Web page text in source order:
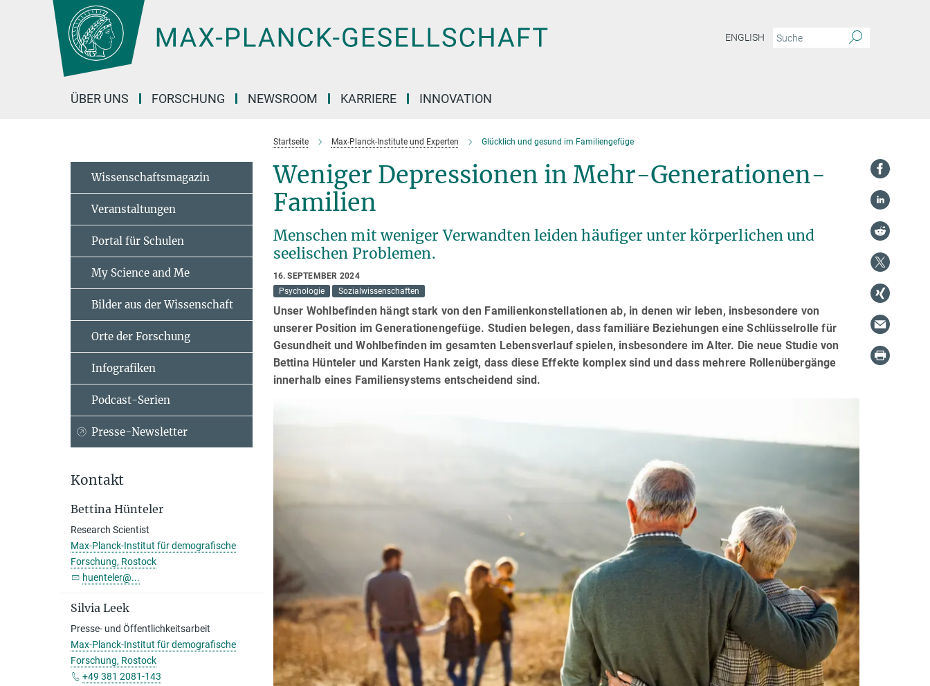
Hauptinhalt
ENGLISH
ÜBER UNS FORSCHUNG NEWSROOM KARRIERE INNOVATION
Startseite Max-Planck-Institute und Experten Glücklich und gesund im Familiengefüge
Weniger Depressionen in Mehr-Generationen-
Familien
Menschen mit weniger Verwandten leiden häufiger unter körperlichen und
seelischen Problemen.
16. SEPTEMBER 2024
Psychologie
Sozialwissenschaften
Unser Wohlbefinden hängt stark von den Familienkonstellationen ab, in denen wir leben, insbesondere von
unserer Position im Generationengefüge. Studien belegen, dass familiäre Beziehungen eine Schlüsselrolle für
Gesundheit und Wohlbefinden im gesamten Lebensverlauf spielen, insbesondere im Alter. Die neue Studie von
Bettina Hünteler und Karsten Hank zeigt, dass diese Effekte komplex sind und dass mehrere Rollenübergänge
innerhalb eines Familiensystems entscheidend sind.
Wissenschaftsmagazin
Veranstaltungen
Portal für Schulen
My Science and Me
Bilder aus der Wissenschaft
Orte der Forschung
Infografiken
Podcast-Serien
Presse-Newsletter
Kontakt
Bettina Hünteler
Research Scientist
Max-Planck-Institut für demografische
Forschung, Rostock
huenteler@...
Silvia Leek
Presse- und Öffentlichkeitsarbeit
Max-Planck-Institut für demografische
Forschung, Rostock
+49 381 2081-143